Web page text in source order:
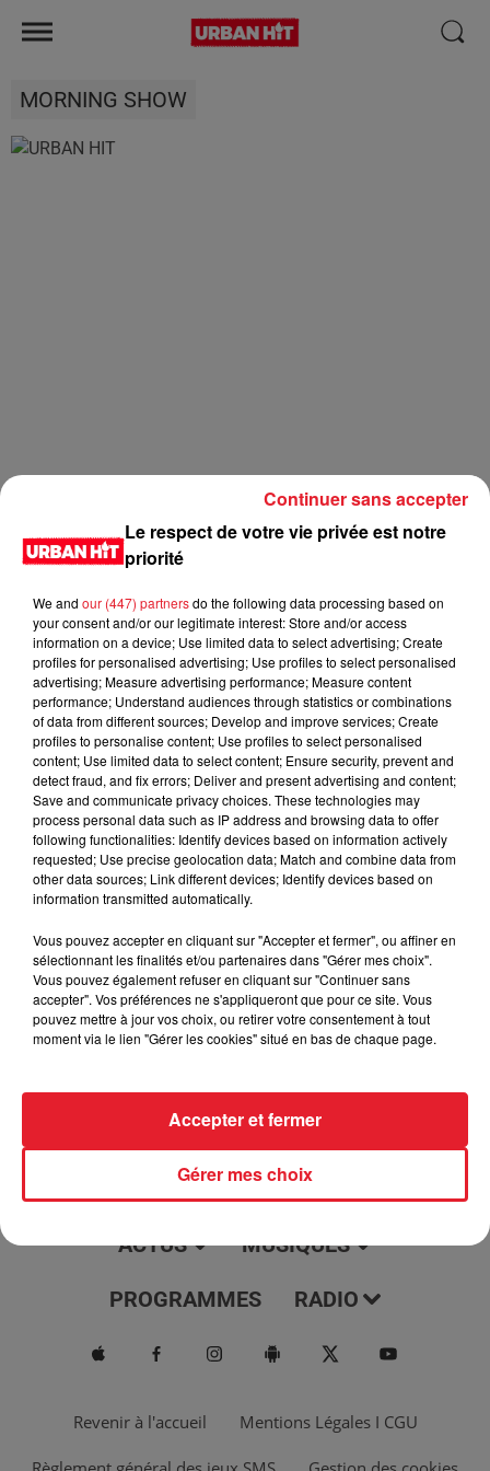
MORNING SHOW
0:00 1 min 57 sec
17 janvier 2021 - 1 min 57 sec
L'horoscope du 18/01/2021
Du lundi au vendredi, de 6h à 09h, retrouvez Evan, Sandro,
Aline et Laura pour vous réveiller sur Urban hit. Au
programme : le jeu des 30 secondes chrono, le sondage du
jour, l'info moulaga, le saviez-vous...
ACTUS MUSIQUES
PROGRAMMES RADIO
Revenir à l'accueil Mentions Légales I CGU
Le respect de votre vie privée est notre
priorité
We and our (447) partnersdo the following data processing based on
your consent and/or our legitimate interest: Store and/or access
information on a device; Use limited data to select advertising; Create
profiles for personalised advertising; Use profiles to select personalised
advertising; Measure advertising performance; Measure content
performance; Understand audiences through statistics or combinations
of data from different sources; Develop and improve services; Create
profiles to personalise content; Use profiles to select personalised
content; Use limited data to select content; Ensure security, prevent and
detect fraud, and fix errors; Deliver and present advertising and content;
Save and communicate privacy choices. These technologies may
process personal data such as IP address and browsing data to offer
following functionalities: Identify devices based on information actively
requested; Use precise geolocation data; Match and combine data from
other data sources; Link different devices; Identify devices based on
information transmitted automatically.
Vous pouvez accepter en cliquant sur "Accepter et fermer", ou affiner en
sélectionnant les finalités et/ou partenaires dans "Gérer mes choix".
Vous pouvez également refuser en cliquant sur "Continuer sans
accepter". Vos préférences ne s'appliqueront que pour ce site. Vous
pouvez mettre à jour vos choix, ou retirer votre consentement à tout
moment via le lien "Gérer les cookies" situé en bas de chaque page.
Gérer mes choix
Accepter et fermer
Continuer sans accepter